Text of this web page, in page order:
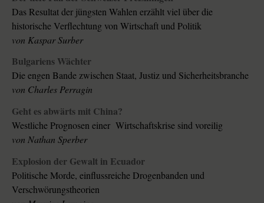
Das Resultat der jüngsten Wahlen erzählt viel über die
historische Verflechtung von Wirtschaft und Politik
von Kaspar Surber
Bulgariens Wächter
Die engen Bande zwischen Staat, Justiz und Sicherheits­branche
von Charles Perragin
Geht es abwärts mit China?
Westliche Prognosen einer Wirtschaftskrise sind voreilig
von Nathan Sperber
Explosion der Gewalt in Ecuador
Politische Morde, einflussreiche Drogenbanden und
Verschwörungstheorien